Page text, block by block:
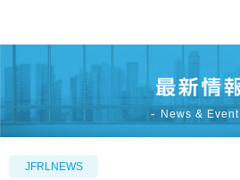
News & Event
JFRLNEWS